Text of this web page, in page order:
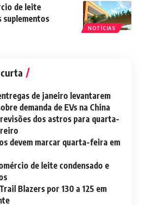
NOTÍCIAS
de leite
suplementos
de janeiro levantarem
demanda de EVs na China
dos astros para quarta-
devem marcar quarta-feira em
de leite condensado e
Blazers por 130 a 125 em